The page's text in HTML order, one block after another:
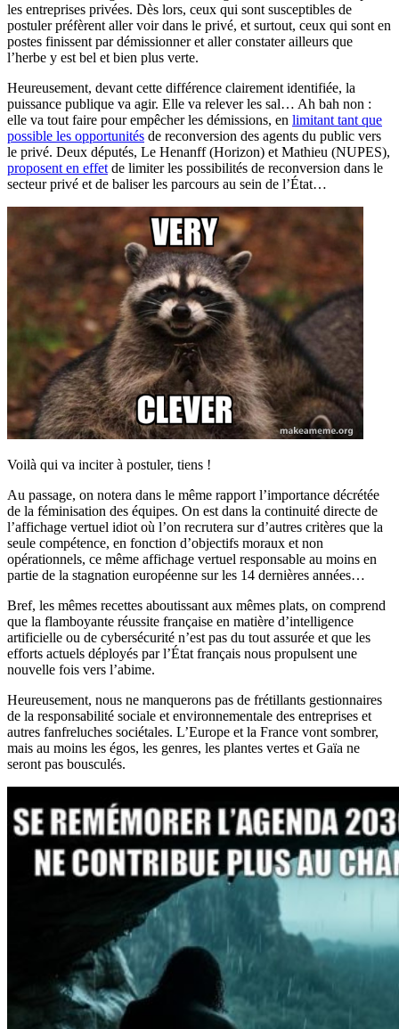
les entreprises privées. Dès lors, ceux qui sont susceptibles de
postuler préfèrent aller voir dans le privé, et surtout, ceux qui sont en
postes finissent par démissionner et aller constater ailleurs que
l’herbe y est bel et bien plus verte.
Heureusement, devant cette différence clairement identifiée, la
puissance publique va agir. Elle va relever les sal… Ah bah non :
elle va tout faire pour empêcher les démissions, en limitant tant que
possible les opportunités de reconversion des agents du public vers
le privé. Deux députés, Le Henanff (Horizon) et Mathieu (NUPES),
proposent en effet de limiter les possibilités de reconversion dans le
secteur privé et de baliser les parcours au sein de l’État…
Voilà qui va inciter à postuler, tiens !
Au passage, on notera dans le même rapport l’importance décrétée
de la féminisation des équipes. On est dans la continuité directe de
l’affichage vertuel idiot où l’on recrutera sur d’autres critères que la
seule compétence, en fonction d’objectifs moraux et non
opérationnels, ce même affichage vertuel responsable au moins en
partie de la stagnation européenne sur les 14 dernières années…
Bref, les mêmes recettes aboutissant aux mêmes plats, on comprend
que la flamboyante réussite française en matière d’intelligence
artificielle ou de cybersécurité n’est pas du tout assurée et que les
efforts actuels déployés par l’État français nous propulsent une
nouvelle fois vers l’abime.
Heureusement, nous ne manquerons pas de frétillants gestionnaires
de la responsabilité sociale et environnementale des entreprises et
autres fanfreluches sociétales. L’Europe et la France vont sombrer,
mais au moins les égos, les genres, les plantes vertes et Gaïa ne
seront pas bousculés.